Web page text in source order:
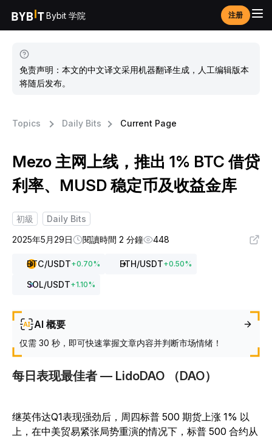
Bybit 学院 注册
免责声明：本文的中文译文采用机器翻译生成，人工编辑版本
将随后发布。
Topics Daily Bits Current Page
Mezo 主网上线，推出 1% BTC 借贷
利率、MUSD 稳定币及收益金库
初級
Daily Bits
2025年5月29日
閱讀時間 2 分鐘 448
BTC/USDT+0.70% ETH/USDT+0.50%
SOL/USDT+1.10%
AI 概要
仅需 30 秒，即可快速掌握文章内容并判断市场情绪！
每日表现最佳者 — LidoDAO （DAO）
继英伟达Q1表现强劲后，周四标普 500 期货上涨 1% 以
上，在中美贸易紧张局势重演的情况下，标普 500 合约从